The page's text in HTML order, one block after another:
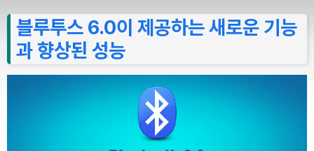
블루투스 6.0이 제공하는 새로운 기능
과 향상된 성능